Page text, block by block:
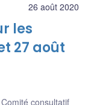
26 août 2020
les
27 août
Comité consultatif